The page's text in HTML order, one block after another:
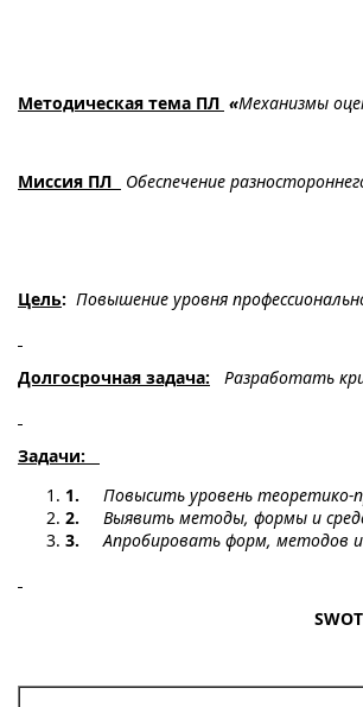
Методическая тема ПЛ «Механизмы
Миссия ПЛ Обеспечение
Цель: Повышение уровня
Долгосрочная задача: Разработать
Задачи:
1. Повысить уровень теоретико-
2. Выявить методы, формы и
3.Апробировать форм, методов